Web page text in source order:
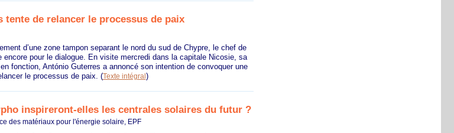
tente de relancer le processus de paix
d’une zone tampon separant le nord du sud de Chypre, le chef de
encore pour le dialogue. En visite mercredi dans la capitale Nicosie, sa
fonction, António Guterres a annoncé son intention de convoquer une
le processus de paix. (Texte intégral )
inspireront-elles les centrales solaires du futur ?
des matériaux pour l'énergie solaire, EPF